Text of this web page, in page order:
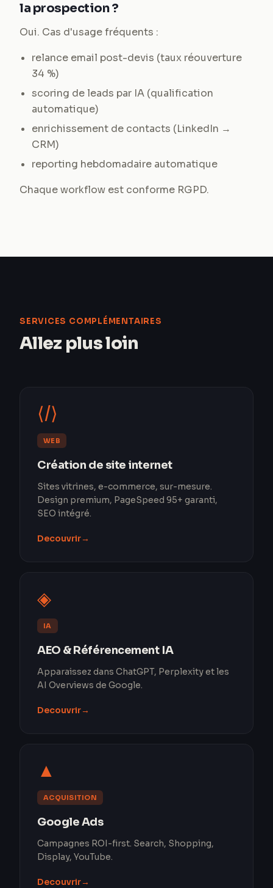
la prospection ?
Oui. Cas d'usage fréquents :
relance email post-devis (taux réouverture
34 %)
scoring de leads par IA (qualification
automatique)
enrichissement de contacts (LinkedIn →
CRM)
reporting hebdomadaire automatique
Chaque workflow est conforme RGPD.
SERVICES COMPLÉMENTAIRES
Allez plus loin
⟨/⟩
WEB
Création de site internet
Sites vitrines, e-commerce, sur-mesure.
Design premium, PageSpeed 95+ garanti,
SEO intégré.
Decouvrir→
◈
IA
AEO & Référencement IA
Apparaissez dans ChatGPT, Perplexity et les
AI Overviews de Google.
Decouvrir→
▲
ACQUISITION
Google Ads
Campagnes ROI-first. Search, Shopping,
Display, YouTube.
Decouvrir→